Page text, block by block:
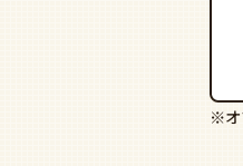
※オ